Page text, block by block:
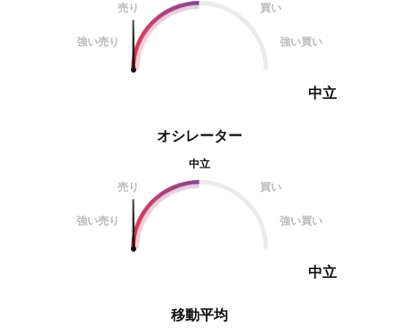
オシレーター
中立
売り
買い
強い売り 強い買い
中立
売り
買い
強い売り 強い買い
中立
移動平均